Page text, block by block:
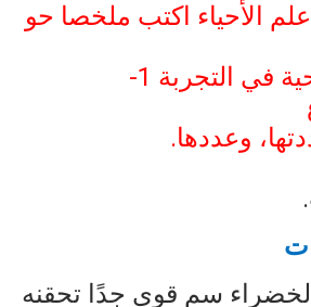
علم الأحياء اكتب ملخصا حو
الدراسة المسحية في التجربة 1-
وعددها.
الخضراء سم قوي جدًا تحقنه